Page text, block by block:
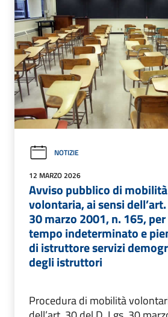
NOTIZIE
12 MARZO 2026
Avviso pubblico di
volontaria, ai sensi
30 marzo 2001, n. 165,
tempo indeterminato e
di istruttore servizi
degli istruttori
Procedura di mobilità